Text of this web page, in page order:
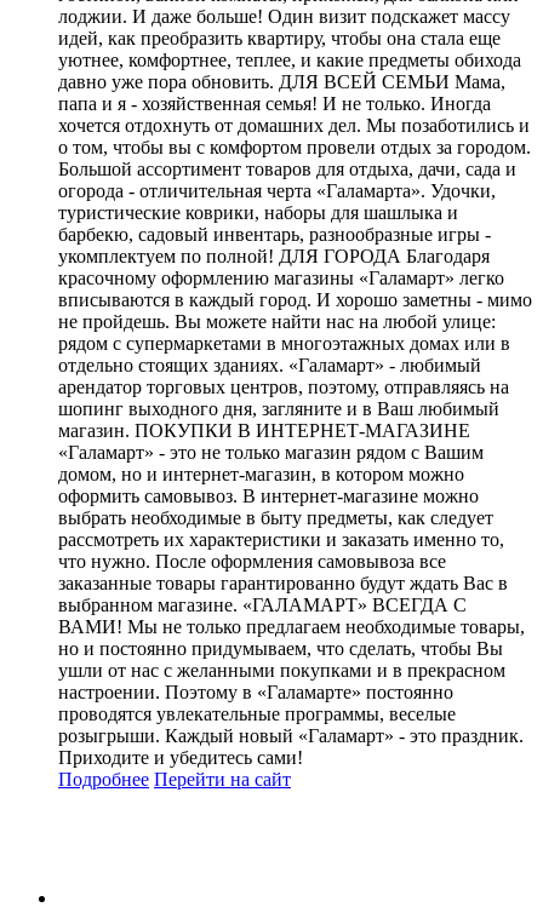
лоджии. И даже больше! Один визит подскажет массу
идей, как преобразить квартиру, чтобы она стала еще
уютнее, комфортнее, теплее, и какие предметы обихода
давно уже пора обновить. ДЛЯ ВСЕЙ СЕМЬИ Мама,
папа и я - хозяйственная семья! И не только. Иногда
хочется отдохнуть от домашних дел. Мы позаботились и
о том, чтобы вы с комфортом провели отдых за городом.
Большой ассортимент товаров для отдыха, дачи, сада и
огорода - отличительная черта «Галамарта». Удочки,
туристические коврики, наборы для шашлыка и
барбекю, садовый инвентарь, разнообразные игры -
укомплектуем по полной! ДЛЯ ГОРОДА Благодаря
красочному оформлению магазины «Галамарт» легко
вписываются в каждый город. И хорошо заметны - мимо
не пройдешь. Вы можете найти нас на любой улице:
рядом с супермаркетами в многоэтажных домах или в
отдельно стоящих зданиях. «Галамарт» - любимый
арендатор торговых центров, поэтому, отправляясь на
шопинг выходного дня, загляните и в Ваш любимый
магазин. ПОКУПКИ В ИНТЕРНЕТ-МАГАЗИНЕ
«Галамарт» - это не только магазин рядом с Вашим
домом, но и интернет-магазин, в котором можно
оформить самовывоз. В интернет-магазине можно
выбрать необходимые в быту предметы, как следует
рассмотреть их характеристики и заказать именно то,
что нужно. После оформления самовывоза все
заказанные товары гарантированно будут ждать Вас в
выбранном магазине. «ГАЛАМАРТ» ВСЕГДА С
ВАМИ! Мы не только предлагаем необходимые товары,
но и постоянно придумываем, что сделать, чтобы Вы
ушли от нас с желанными покупками и в прекрасном
настроении. Поэтому в «Галамарте» постоянно
проводятся увлекательные программы, веселые
розыгрыши. Каждый новый «Галамарт» - это праздник.
Приходите и убедитесь сами!
Подробнее Перейти на сайт